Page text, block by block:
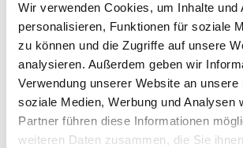
Wir verwenden Cookies, um Inhalte und
personalisieren, Funktionen für soziale
zu können und die Zugriffe auf unsere
analysieren. Außerdem geben wir
Verwendung unserer Website an unsere
soziale Medien, Werbung und Analysen
Partner führen diese Informationen
weiteren Daten zusammen, die Sie
TEPPICHREINIGUNG
Suchen nach
Finden